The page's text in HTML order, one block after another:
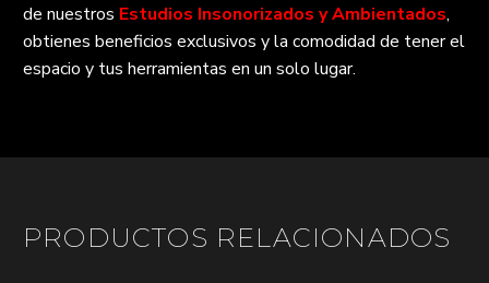
de nuestros Estudios Insonorizados y Ambientados,
obtienes beneficios exclusivos y la comodidad de tener el
espacio y tus herramientas en un solo lugar.
PRODUCTOS RELACIONADOS